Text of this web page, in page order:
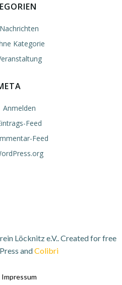
Nachrichten
Kategorie
Anmelden
Feed
Feed
Löcknitz e.V.. Created for free
andColibri
Impressum